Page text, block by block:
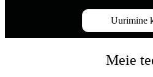
Uurimine
Meie